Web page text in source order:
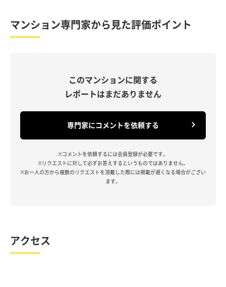
マンション専門家から見た評価ポイント
このマンションに関する
レポートはまだありません
専門家にコメントを依頼する
※コメントを依頼するには会員登録が必要です。
※リクエストに対して必ずお答えするというものではありません。
※お一人の方から複数のリクエストを頂戴した際には掲載が遅くなる場合がござい
ます。
アクセス